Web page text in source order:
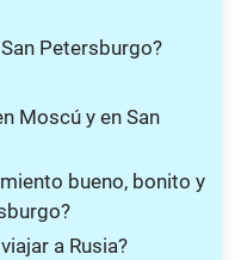
Petersburgo?
Moscú y en San
bueno, bonito y
a Rusia?